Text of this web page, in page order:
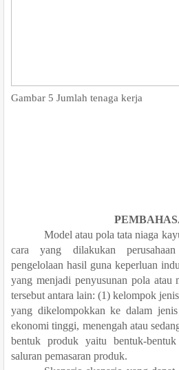
Gambar 5 Jumlah tenaga kerja
Model atau pola tata niaga
cara yang dilakukan
pengelolaan hasil guna keperluan
yang menjadi penyusunan pola
tersebut antara lain: (1) kelompok
yang dikelompokkan ke dalam
ekonomi tinggi, menengah atau
bentuk produk yaitu bentuk-
saluran pemasaran produk.